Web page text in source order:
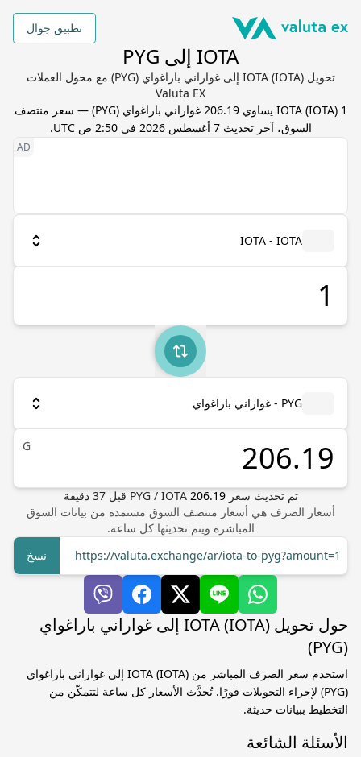
تطبيق جوال
IOTA إلى PYG
تحويل IOTA (IOTA) إلى غواراني باراغواي (PYG) مع محول العملات
Valuta EX
1
IOTA(IOTA) يساوي 206.19 غواراني باراغواي (
PYG) — سعر منتصف
السوق، آخر تحديث7 أغسطس 2026 في 2:50 ص UTC .
IOTA - IOTA
PYG - غواراني باراغواي
₲
تم تحديث سعر PYG/ IOTA 206.19 قبل37 دقيقة
أسعار الصرف هي أسعار منتصف السوق مستمدة من بيانات السوق
المباشرة ويتم تحديثها كل ساعة.
https://valuta.exchange/ar/iota-to-pyg?amount=1
نسخ
حول تحويل IOTA (IOTA) إلى غواراني باراغواي
(PYG)
استخدم سعر الصرف المباشر من IOTA (IOTA) إلى غواراني باراغواي
(PYG) لإجراء التحويلات فورًا. تُحدَّث الأسعار كل ساعة لتتمكّن من
التخطيط ببيانات حديثة.
الأسئلة الشائعة